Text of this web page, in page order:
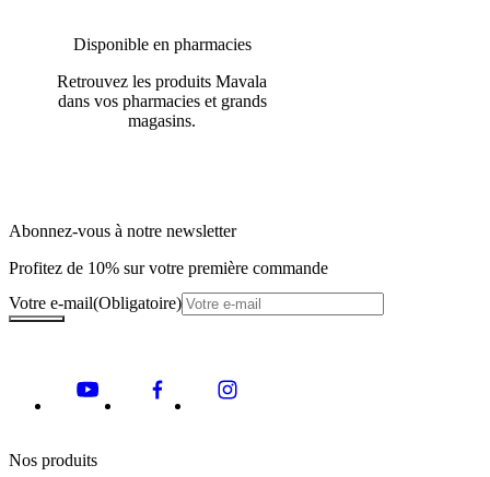
Disponible en pharmacies
Retrouvez les produits Mavala
dans vos pharmacies et grands
magasins.
Abonnez-vous à notre newsletter
Profitez de 10% sur votre première commande
Votre e-mail(Obligatoire)
Nos produits